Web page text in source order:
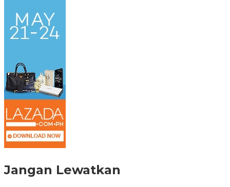
Jangan Lewatkan